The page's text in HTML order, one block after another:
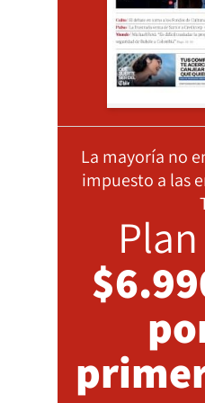
La mayoría no
impuesto a las